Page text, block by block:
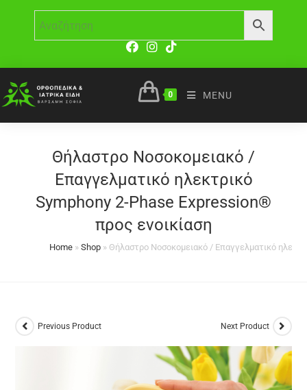
0 MENU
Θήλαστρο Νοσοκομειακό /
Επαγγελματικό ηλεκτρικό
Symphony 2-Phase Expression®
προς ενοικίαση
Home »Shop » Θήλαστρο Νοσοκομειακό / Επαγγελματικό
Previous Product Next Product